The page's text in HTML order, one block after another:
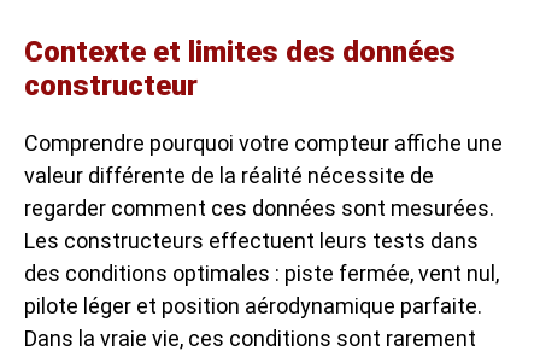
Contexte et limites des données
constructeur
Comprendre pourquoi votre compteur affiche une
valeur différente de la réalité nécessite de
regarder comment ces données sont mesurées.
Les constructeurs effectuent leurs tests dans
des conditions optimales : piste fermée, vent nul,
pilote léger et position aérodynamique parfaite.
Dans la vraie vie, ces conditions sont rarement